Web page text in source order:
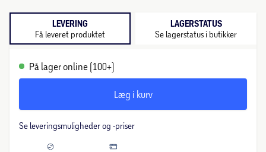
LEVERING
Få leveret produktet
LAGERSTATUS
Se lagerstatus i butikker
På lager online (100+)
Læg i kurv
Se leveringsmuligheder og -priser